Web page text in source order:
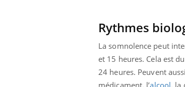
Rythmes
La somnolence peut
et 15 heures. Cela est
24 heures. Peuvent
médicament, l’alcool, la